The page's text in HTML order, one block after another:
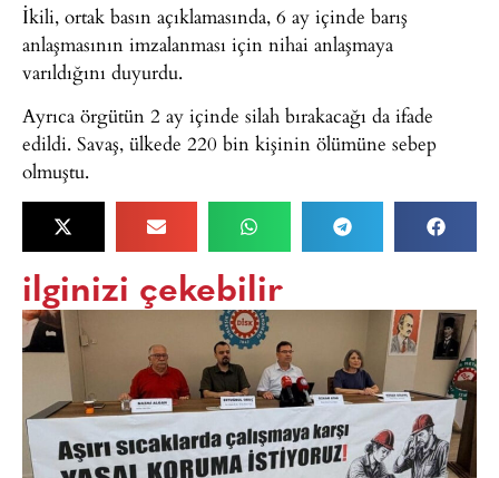
İkili, ortak basın açıklamasında, 6 ay içinde barış
anlaşmasının imzalanması için nihai anlaşmaya
varıldığını duyurdu.
Ayrıca örgütün 2 ay içinde silah bırakacağı da ifade
edildi. Savaş, ülkede 220 bin kişinin ölümüne sebep
olmuştu.
ilginizi çekebilir